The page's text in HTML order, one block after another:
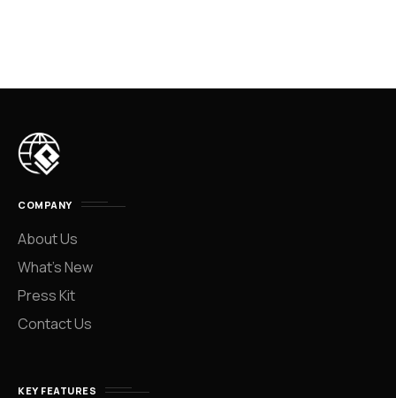
COMPANY
About Us
What’s New
Press Kit
Contact Us
KEY FEATURES